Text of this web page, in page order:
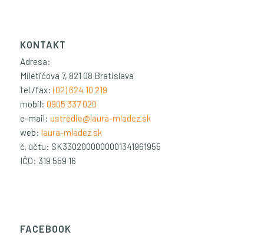
KONTAKT
Adresa:
Miletičova 7, 821 08 Bratislava
tel./fax:(02) 624 10 219
mobil: 0905 337 020
e-mail: ustredie@laura-mladez.sk
web: laura-mladez.sk
č. účtu: SK3302000000001341961955
IČO: 319 559 16
FACEBOOK